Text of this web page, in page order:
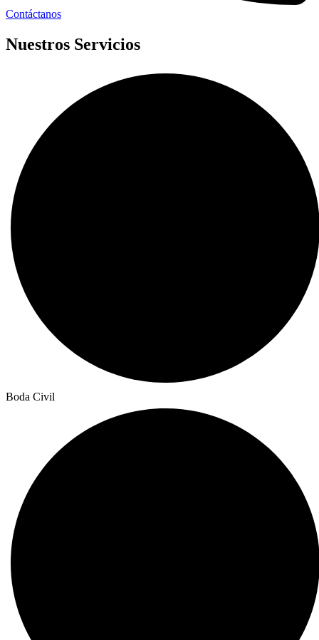
Contáctanos
Nuestros Servicios
Boda Civil